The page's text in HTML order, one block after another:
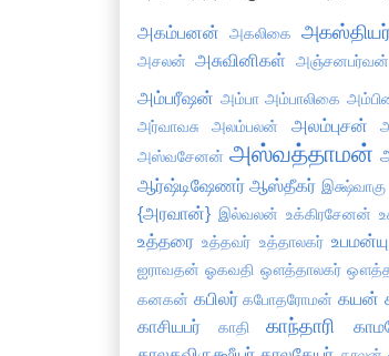
அகம்பனன் அகலிகை
அசலன் அசுவினிகள் அஞ்சனபர்வன்
அம்பரீஷன் அம்பா அம்பாலிகை
அர்வாவசு அலம்பலன் அலம்புசன்
அஸ்வசேனன் அஸ்வத்தாமன்
ஆர்ஷ்டிஷேணர் ஆஸ்தீகர் இக்ஷ்வாகு
{அரவான்} இல்வலன் உக்கிரசேனன்
உத்தரை உத்தவர் உத்தாலகர் உபமன்யு
ஐராவதன் ஓகவதி ஔத்தாலகர்
கனகன் கபிலர் கபோதரோமன் கயன்
காசியபர் காதி காந்தாரி